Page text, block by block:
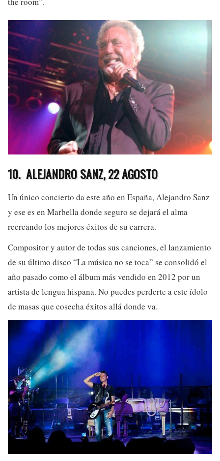
10. ALEJANDRO SANZ, 22 AGOSTO
Un único concierto da este año en España, Alejandro Sanz
y ese es en Marbella donde seguro se dejará el alma
recreando los mejores éxitos de su carrera.
Compositor y autor de todas sus canciones, el lanzamiento
de su último disco “La música no se toca” se consolidó el
año pasado como el álbum más vendido en 2012 por un
artista de lengua hispana. No puedes perderte a este ídolo
de masas que cosecha éxitos allá donde va.